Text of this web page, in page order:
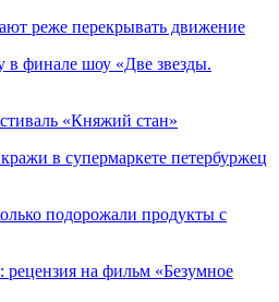
реже перекрывать движение
в финале шоу «Две звезды.
«Княжий стан»
в супермаркете петербуржец
подорожали продукты с
рецензия на фильм «Безумное